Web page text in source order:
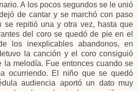
A los pocos segundos se le unió
de cantar y se marchó con paso
se repitió una y otra vez, hasta que
del coro se quedó de pie en el
los inexplicables abandonos, en
la canción y el coro consiguió
la melodía. Fue entonces cuando se
ocurriendo. El niño que se quedó
audiencia aportó un dato muy